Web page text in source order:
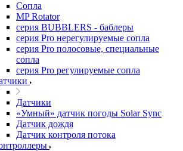
Сопла
MP Rotator
серия BUBBLERS - баблеры
серия Pro нерегулируемые сопла
серия Pro полосовые, специальные
сопла
серия Pro регулируемые сопла
Датчики
«Умный» датчик погоды Solar Sync
Датчик дождя
Датчик контроля потока